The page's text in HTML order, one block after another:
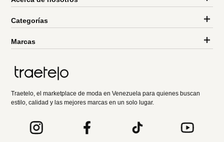
Categorías
Marcas
Traetelo, el marketplace de moda en Venezuela para quienes buscan
estilo, calidad y las mejores marcas en un solo lugar.